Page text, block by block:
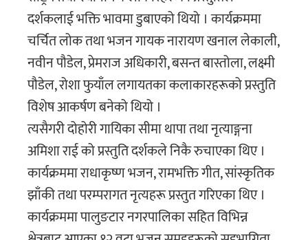
दर्शकलाई भक्ति भावमा डुबाएको थियो । कार्यक्रममा
चर्चित लोक तथा भजन गायक नारायण खनाल लेकाली,
नवीन पौडेल, प्रेमराज अधिकारी, बसन्त बास्तोला, लक्ष्मी
पौडेल, रोशा फुयाँल लगायतका कलाकारहरूको प्रस्तुति
विशेष आकर्षण बनेको थियो ।
त्यसैगरी दोहोरी गायिका सीमा थापा तथा नृत्याङ्गना
अमिशा राई को प्रस्तुति दर्शकले निकै रुचाएका थिए ।
कार्यक्रममा राधाकृष्ण भजन, रामभक्ति गीत, सांस्कृतिक
झाँकी तथा परम्परागत नृत्यहरू प्रस्तुत गरिएका थिए ।
कार्यक्रममा पालुङटार नगरपालिका सहित विभिन्न